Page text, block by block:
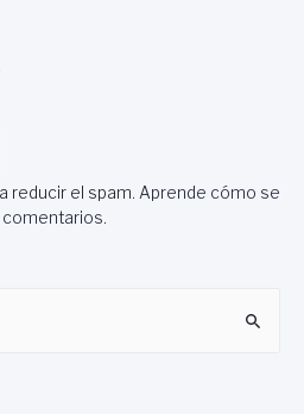
reducir el spam. Aprende cómo se
.